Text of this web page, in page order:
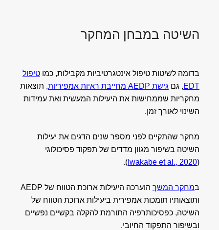
השיטה במבחן המחקר
בדומה לשיטות טיפול אינטגרטיביות מקבילות, כמו טיפול
EDT, גם גישת AEDP מחייבת ראיות אמפיריות
, תוצאות
מחקריות שממחישות את היעילות המעשית ואת עמידות
השינוי לאורך זמן.
מחקר שהתקיים לפני מספר שנים הדגים את יעילות
השיטה בשיפור מגוון מדדים של תפקוד פסיכולוגי
(
Iwakabe et al., 2020
).
במחקר המשך
הוערכה היעילות ארוכת הטווח של AEDP
ותוצאותיו תומכות אמפירית ביעילות ארוכת הטווח של
השיטה, כפסיכותרפיה התורמת להקלה בקשיים נפשיים
ובשיפור התפקוד החיובי.